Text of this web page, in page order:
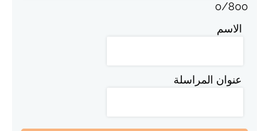
0/800
الاسم
عنوان المراسلة